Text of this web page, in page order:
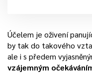
Účelem je oživení
by tak do takového
ale i s předem
vzájemným